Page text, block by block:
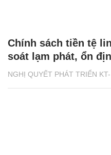
NGHỊ QUYẾT PHÁT TRIỂN
Chính sách tiền tệ
soát lạm phát, ổn